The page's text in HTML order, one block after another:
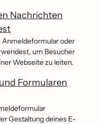
Nachrichten
Anmeldeformular oder
um Besucher
Webseite zu leiten.
Formularen
Gestaltung deines E-